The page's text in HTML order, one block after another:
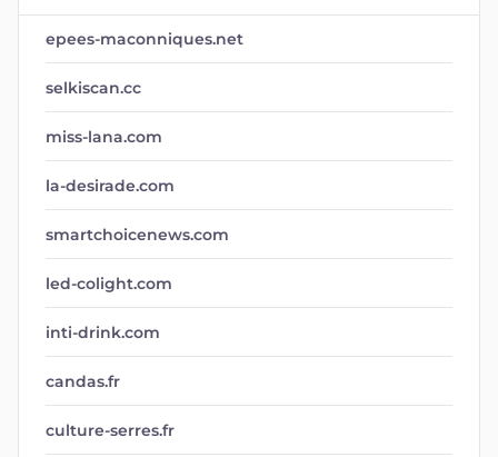
epees-maconniques.net
selkiscan.cc
miss-lana.com
la-desirade.com
smartchoicenews.com
led-colight.com
inti-drink.com
candas.fr
culture-serres.fr